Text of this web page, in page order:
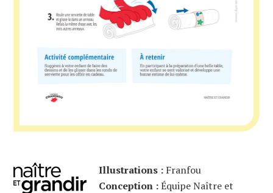
Illustrations : Franfou
Conception :Équipe Naître et